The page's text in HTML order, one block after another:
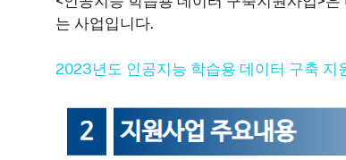
는 사업입니다.
2023년도 인공지능 학습용 데이터 구축 지